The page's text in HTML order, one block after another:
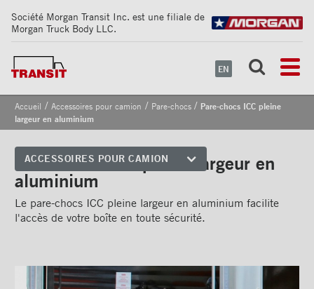
Société Morgan Transit Inc. est une filiale de
Morgan Truck Body LLC.
EN
Accueil / Accessoires pour camion / Pare-chocs / Pare-chocs ICC pleine
largeur en aluminium
ACCESSOIRES POUR CAMION
Coins avant
Bandes de sécurité
réfléchissantes
Portes
Pare-chocs ICC pleine largeur en
aluminium
Le pare-chocs ICC pleine largeur en aluminium facilite
l'accès de votre boîte en toute sécurité.